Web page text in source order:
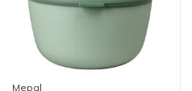
Mepal